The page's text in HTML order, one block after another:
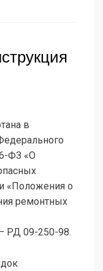
в
ФЗ «О
«Положения о
ремонтных
РД 09-250-98.